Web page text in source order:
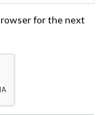
for the next